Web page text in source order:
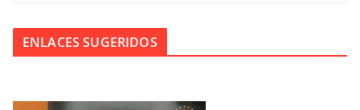
ENLACES SUGERIDOS